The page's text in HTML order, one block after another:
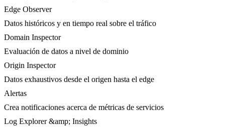
Edge Observer
Datos históricos y en tiempo real sobre el tráfico
Domain Inspector
Evaluación de datos a nivel de dominio
Origin Inspector
Datos exhaustivos desde el origen hasta el edge
Alertas
Crea notificaciones acerca de métricas de servicios
Log Explorer &amp; Insights